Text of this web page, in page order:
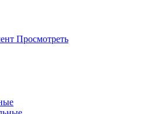
Просмотреть